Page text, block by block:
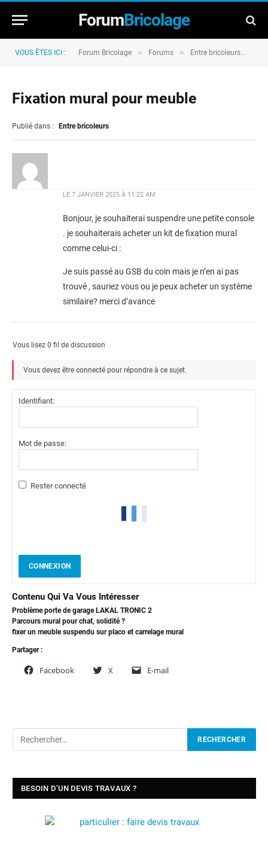
ForumBricolage
VOUS ÊTES ICI : Forum Bricolage » Forums » Entre bricoleurs
Fixation mural pour meuble
Publié dans : Entre bricoleurs
LE 7 JANVIER 2025 À 11:22 AM
Bonjour, je souhaiterai suspendre une petite console
. je souhaiterais acheter un kit de fixation mural
comme celui-ci :
Je suis passé au GSB du coin mais je n’en ai pas
trouvé , sauriez vous ou je peux acheter un système
similaire? merci d’avance
Vous lisez 0 fil de discussion
Vous devez être connecté pour répondre à ce sujet.
Identifiant:
Mot de passe:
Rester connecté
CONNEXION
Contenu Qui Va Vous Intéresser
Problème porte de garage LAKAL TRONIC 2
Parcours mural pour chat, solidité ?
fixer un meuble suspendu sur placo et carrelage mural
Partager :
Facebook X E-mail
BESOIN D’UN DEVIS TRAVAUX ?